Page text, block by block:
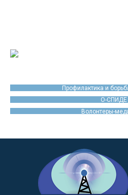
Профилактика и
О-СПИДЕ
Волонтеры-